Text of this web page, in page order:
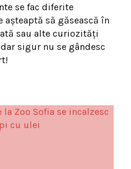
se fac diferite
să găsească în
sau alte curiozităţi
sigur nu se gândesc